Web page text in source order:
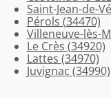
Saint-Jean-de-
Pérols (34470)
Villeneuve-lès-
Le Crès (34920)
Lattes (34970)
Juvignac (34990)